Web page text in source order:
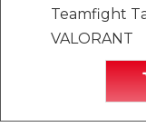
Teamfight
VALORANT